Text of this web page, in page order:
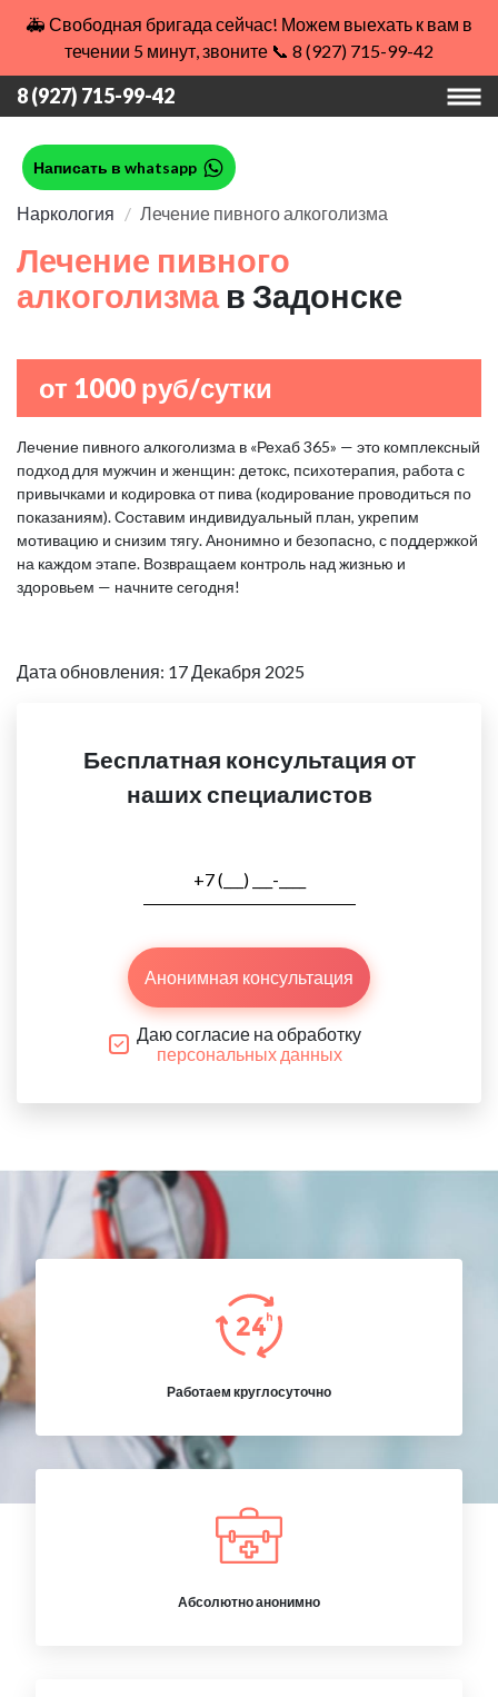
🚑 Свободная бригада сейчас! Можем выехать к вам в
течении 5 минут, звоните 📞 8 (927) 715-99-42
8 (927) 715-99-42
Написать в whatsapp
Наркология Лечение пивного алкоголизма
Лечение пивного
алкоголизма в Задонске
от 1000 руб/сутки
Лечение пивного алкоголизма в «Рехаб 365» — это комплексный
подход для мужчин и женщин: детокс, психотерапия, работа с
привычками и кодировка от пива (кодирование проводиться по
показаниям). Составим индивидуальный план, укрепим
мотивацию и снизим тягу. Анонимно и безопасно, с поддержкой
на каждом этапе. Возвращаем контроль над жизнью и
здоровьем — начните сегодня!
Дата обновления: 17 Декабря 2025
Бесплатная консультация от
наших специалистов
Анонимная консультация
Даю согласие на обработку
персональных данных
Работаем круглосуточно
Абсолютно анонимно